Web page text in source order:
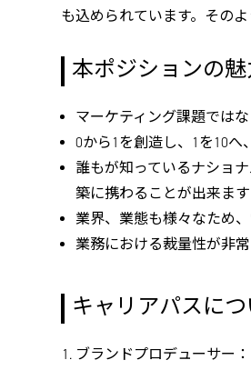
も込められています。その
本ポジションの魅
マーケティング課題では
0から1を創造し、1を10
誰もが知っているナショ
築に携わることが出来ます
業界、業態も様々なため
業務における裁量性が非
キャリアパスにつ
ブランドプロデューサー：